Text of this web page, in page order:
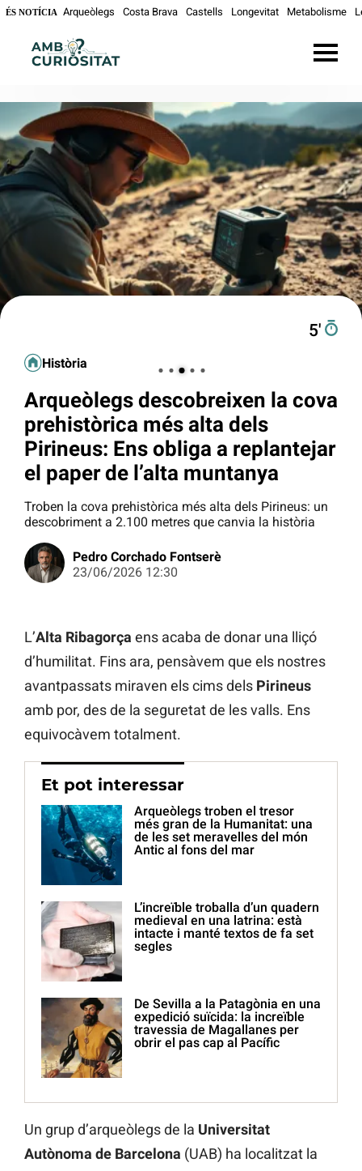
ÉS NOTÍCIA Arqueòlegs Costa Brava Castells Longevitat Metabolisme
5′
Història
Arqueòlegs descobreixen la cova
prehistòrica més alta dels
Pirineus: Ens obliga a replantejar
el paper de l’alta muntanya
Troben la cova prehistòrica més alta dels Pirineus: un
descobriment a 2.100 metres que canvia la història
Pedro Corchado Fontserè
23/06/2026 12:30
L’Alta Ribagorça ens acaba de donar una lliçó
d’humilitat. Fins ara, pensàvem que els nostres
avantpassats miraven els cims dels Pirineus
amb por, des de la seguretat de les valls. Ens
equivocàvem totalment.
Et pot interessar
Arqueòlegs troben el tresor
més gran de la Humanitat: una
de les set meravelles del món
Antic al fons del mar
L’increïble troballa d’un quadern
medieval en una latrina: està
intacte i manté textos de fa set
segles
De Sevilla a la Patagònia en una
expedició suïcida: la increïble
travessia de Magallanes per
obrir el pas cap al Pacífic
Un grup d’arqueòlegs de la Universitat
Autònoma de Barcelona (UAB) ha localitzat la